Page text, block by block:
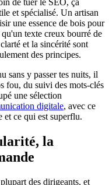
de tuer le SEO, ça
et spécialisé. Un artisan
une essence de bois pour
qu'un texte creux bourré de
et la sincérité sont
des principes.
sans y passer tes nuits, il
fou, du suivi des mots-clés
une sélection
digitale, avec ce
et ce qui est superflu.
la
des dirigeants, et